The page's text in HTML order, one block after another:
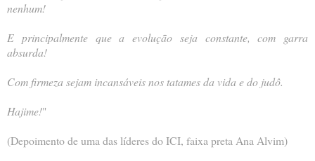
nenhum!
E principalmente que a evolução seja constante, com garra
absurda!
Com firmeza sejam incansáveis nos tatames da vida e do judô.
Hajime!"
(Depoimento de uma das líderes do ICI, faixa preta Ana Alvim)